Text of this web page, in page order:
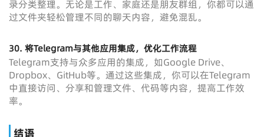
录分类整理。无论是工作、家庭还是朋友群组，你都可以通
过文件夹轻松管理不同的聊天内容，避免混乱。
30. 将Telegram与其他应用集成，优化工作流程
Telegram支持与众多应用的集成，如Google Drive、
Dropbox、GitHub等。通过这些集成，你可以在Telegram
中直接访问、分享和管理文件、代码等内容，提高工作效
率。
结语